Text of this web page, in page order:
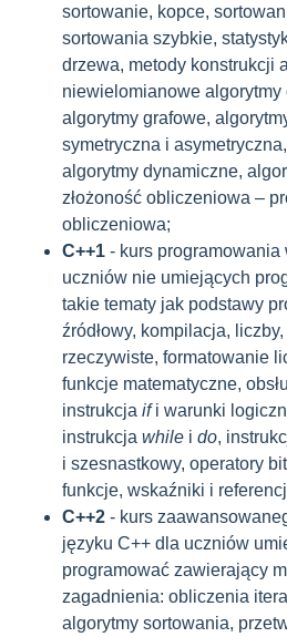
sortowanie, kopce,
sortowania szybkie,
drzewa, metody konstrukcji
niewielomianowe algorytmy
algorytmy grafowe,
symetryczna i
algorytmy dynamiczne,
złożoność obliczeniowa –
obliczeniowa;
C++1 - kurs programowania
uczniów nie umiejących
takie tematy jak podstawy
źródłowy, kompilacja,
rzeczywiste, formatowanie
funkcje matematyczne,
instrukcja ifi warunki
instrukcja while i do,
i szesnastkowy, operatory
funkcje, wskaźniki i
C++2 - kurs
języku C++ dla uczniów
programować zawierający
zagadnienia: obliczenia
algorytmy sortowania,